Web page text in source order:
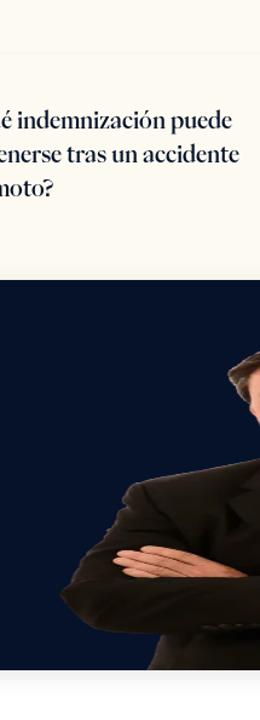
indemnización puede
tras un accidente